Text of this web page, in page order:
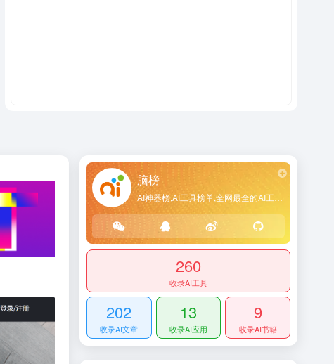
脑榜
AI神器榜,AI工具榜单,全网最全的AI工具导航网站
260
收录AI工具
202
收录AI文章
13
收录AI应用
9
收录AI书籍